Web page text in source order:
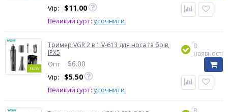
Vip: $11.00
Великий гурт: уточнити
NEW
Тример VGR 2 в 1 V-613 для носа та брів,
IPX5
Опт $6.00
Vip: $5.50
Великий гурт: уточнити
В
наявності